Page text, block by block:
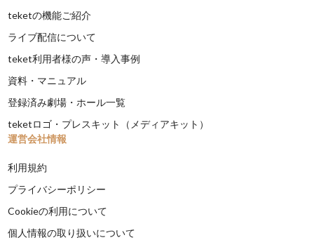
teketの機能ご紹介
ライブ配信について
teket利用者様の声・導入事例
資料・マニュアル
登録済み劇場・ホール一覧
teketロゴ・プレスキット（メディアキット）
運営会社情報
利用規約
プライバシーポリシー
Cookieの利用について
個人情報の取り扱いについて